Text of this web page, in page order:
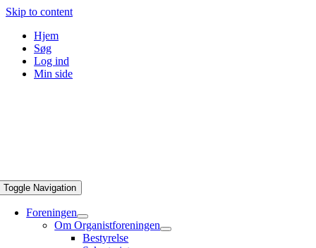
Skip to content
Hjem
Søg
Log ind
Min side
Toggle Navigation
Foreningen
Om Organistforeningen
Bestyrelse